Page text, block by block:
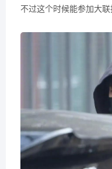
不过这个时候能参加大联